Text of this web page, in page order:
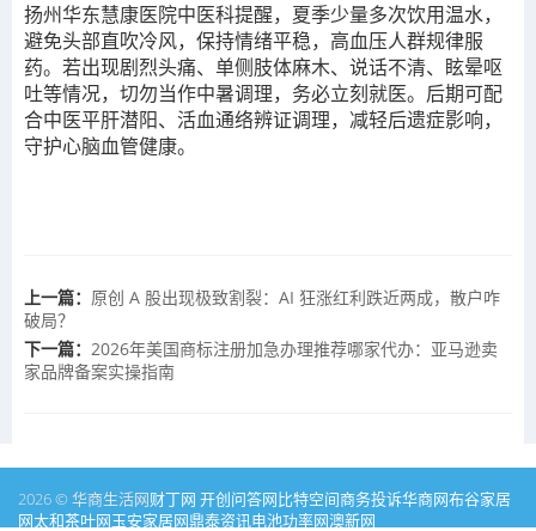
扬州华东慧康医院中医科提醒，夏季少量多次饮用温水，
避免头部直吹冷风，保持情绪平稳，高血压人群规律服
药。若出现剧烈头痛、单侧肢体麻木、说话不清、眩晕呕
吐等情况，切勿当作中暑调理，务必立刻就医。后期可配
合中医平肝潜阳、活血通络辨证调理，减轻后遗症影响，
守护心脑血管健康。
上一篇： 原创 A 股出现极致割裂：AI 狂涨红利跌近两成，散户咋
破局？
下一篇： 2026年美国商标注册加急办理推荐哪家代办：亚马逊卖
家品牌备案实操指南
2026 © 华商生活网财丁网 开创问答网比特空间商务投诉华商网布谷家居
网太和茶叶网玉安家居网鼎泰资讯电池功率网澳新网